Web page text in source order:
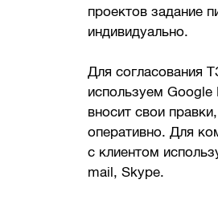
проектов задание
индивидуально.
Для согласования
используем Google
вносит свои
оперативно. Для
с клиентом
mail, Skype.